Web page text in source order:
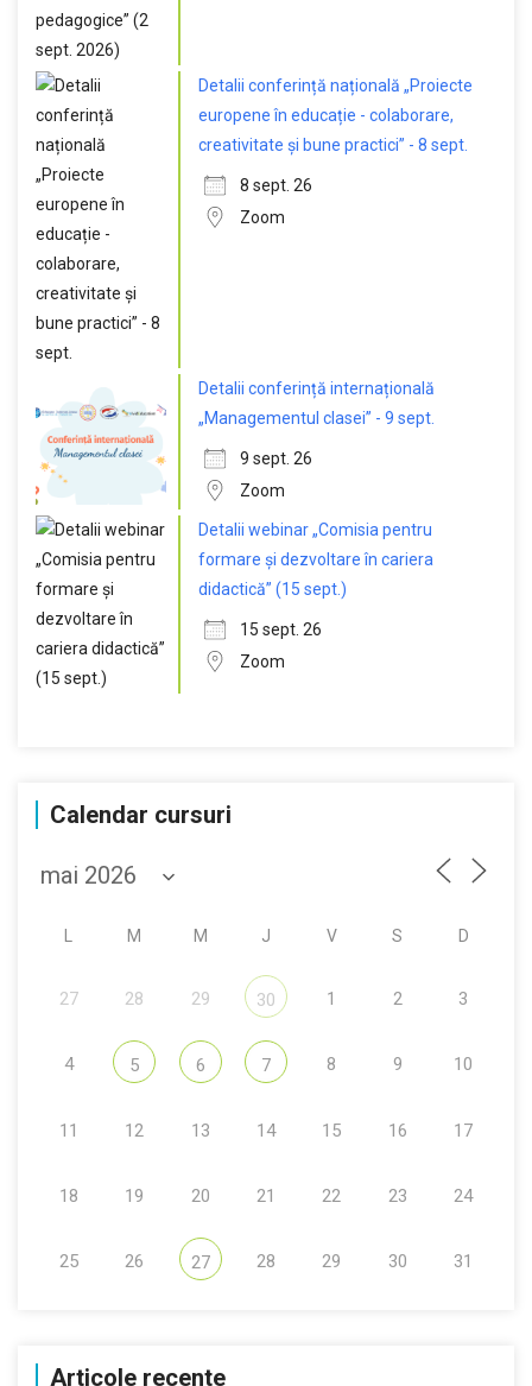
Detalii conferință națională „Proiecte
europene în educație - colaborare,
creativitate și bune practici” - 8 sept.
8 sept. 26
Zoom
Detalii conferință internațională
„Managementul clasei” - 9 sept.
9 sept. 26
Zoom
Detalii webinar „Comisia pentru
formare și dezvoltare în cariera
didactică” (15 sept.)
15 sept. 26
Zoom
Calendar cursuri
M M J V S D
27 28 29 30 1 2 3
4 5 6 7 8 9 10
11 12 13 14 15 16 17
18 19 20 21 22 23 24
25 26 27 28 29 30 31
Articole recente